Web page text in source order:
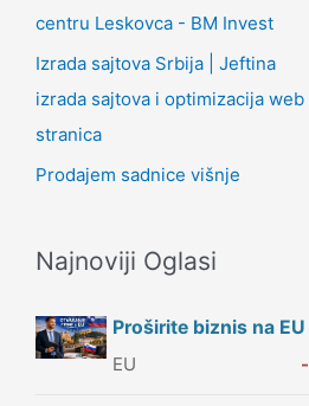
centru Leskovca - BM Invest
Izrada sajtova Srbija | Jeftina
izrada sajtova i optimizacija web
stranica
Prodajem sadnice višnje
Najnoviji Oglasi
Proširite biznis na EU
EU
-